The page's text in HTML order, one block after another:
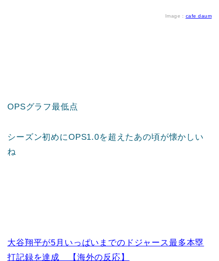
Image： cafe daum
OPSグラフ最低点
シーズン初めにOPS1.0を超えたあの頃が懐かしい
ね
大谷翔平が5月いっぱいまでのドジャース最多本塁
打記録を達成 【海外の反応】